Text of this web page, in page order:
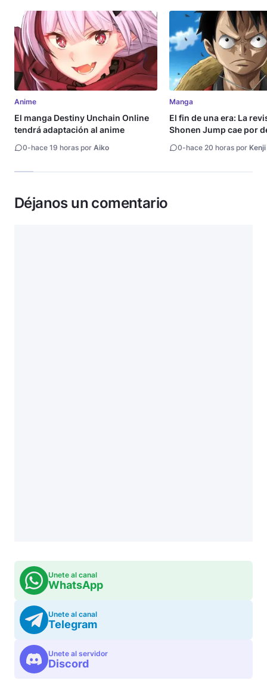
Anime
El manga Destiny Unchain Online
tendrá adaptación al anime
0-hace 19 horas por Aiko
Manga
El fin de una era: La
Shonen Jump cae por
millón de copias
0-hace 20 horas por Kenji
Déjanos un comentario
Unete al canal
WhatsApp
Unete al canal
Telegram
Unete al servidor
Discord